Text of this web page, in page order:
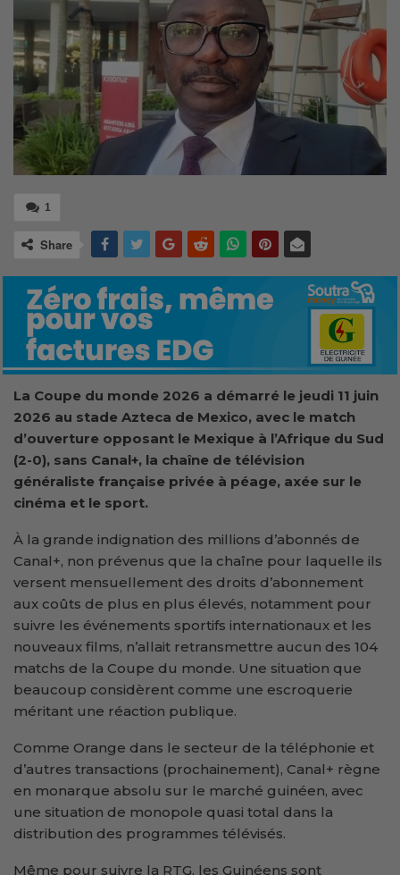
1
Share
La Coupe du monde 2026 a démarré le jeudi 11 juin
2026 au stade Azteca de Mexico, avec le match
d’ouverture opposant le Mexique à l’Afrique du Sud
(2-0), sans Canal+, la chaîne de télévision
généraliste française privée à péage, axée sur le
cinéma et le sport.
À la grande indignation des millions d’abonnés de
Canal+, non prévenus que la chaîne pour laquelle ils
versent mensuellement des droits d’abonnement
aux coûts de plus en plus élevés, notamment pour
suivre les événements sportifs internationaux et les
nouveaux films, n’allait retransmettre aucun des 104
matchs de la Coupe du monde. Une situation que
beaucoup considèrent comme une escroquerie
méritant une réaction publique.
Comme Orange dans le secteur de la téléphonie et
d’autres transactions (prochainement), Canal+ règne
en monarque absolu sur le marché guinéen, avec
une situation de monopole quasi total dans la
distribution des programmes télévisés.
Même pour suivre la RTG, les Guinéens sont